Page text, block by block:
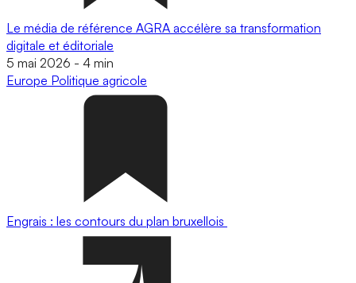
Le média de référence AGRA accélère sa transformation
digitale et éditoriale
5 mai 2026 - 4 min
Europe Politique agricole
Engrais : les contours du plan bruxellois